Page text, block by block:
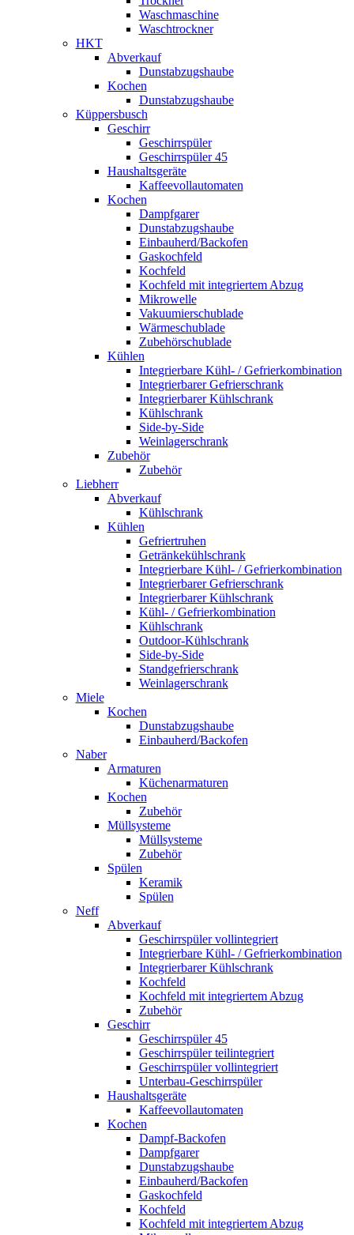
Waschmaschine
Waschtrockner
HKT
Abverkauf
Dunstabzugshaube
Kochen
Dunstabzugshaube
Küppersbusch
Geschirr
Geschirrspüler
Geschirrspüler 45
Haushaltsgeräte
Kaffeevollautomaten
Kochen
Dampfgarer
Dunstabzugshaube
Einbauherd/Backofen
Gaskochfeld
Kochfeld
Kochfeld mit integriertem Abzug
Mikrowelle
Vakuumierschublade
Wärmeschublade
Zubehörschublade
Kühlen
Integrierbare Kühl- / Gefrierkombination
Integrierbarer Gefrierschrank
Integrierbarer Kühlschrank
Kühlschrank
Side-by-Side
Weinlagerschrank
Zubehör
Zubehör
Liebherr
Abverkauf
Kühlschrank
Kühlen
Gefriertruhen
Getränkekühlschrank
Integrierbare Kühl- / Gefrierkombination
Integrierbarer Gefrierschrank
Integrierbarer Kühlschrank
Kühl- / Gefrierkombination
Kühlschrank
Outdoor-Kühlschrank
Side-by-Side
Standgefrierschrank
Weinlagerschrank
Miele
Kochen
Dunstabzugshaube
Einbauherd/Backofen
Naber
Armaturen
Küchenarmaturen
Kochen
Zubehör
Müllsysteme
Müllsysteme
Zubehör
Spülen
Keramik
Spülen
Neff
Abverkauf
Geschirrspüler vollintegriert
Integrierbare Kühl- / Gefrierkombination
Integrierbarer Kühlschrank
Kochfeld
Kochfeld mit integriertem Abzug
Zubehör
Geschirr
Geschirrspüler 45
Geschirrspüler teilintegriert
Geschirrspüler vollintegriert
Unterbau-Geschirrspüler
Haushaltsgeräte
Kaffeevollautomaten
Kochen
Dampf-Backofen
Dampfgarer
Dunstabzugshaube
Einbauherd/Backofen
Gaskochfeld
Kochfeld
Kochfeld mit integriertem Abzug